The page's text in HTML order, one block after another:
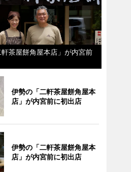
茶屋餅角屋本店」が内宮前
伊勢の「二軒茶屋餅角屋本
店」が内宮前に初出店
伊勢の「二軒茶屋餅角屋本
店」が内宮前に初出店